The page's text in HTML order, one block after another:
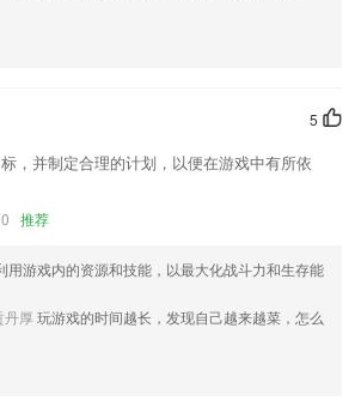
址软件优势
子的学习生活状况，出门在外也不用担心；
施教，为学生提供稳定、可靠、全方位、性能良
。
为工作人员提供了所有下达订单的客户信息，订
门公务员考生量身打造。免费，不收费使用题
务
app提供的“拍作业”功能，为学习者提供作业批
5
，并制定合理的计划，以便在游戏中有所依
推荐
用游戏内的资源和技能，以最大化战斗力和生存能
厚玩游戏的时间越长，发现自己越来越菜，怎么